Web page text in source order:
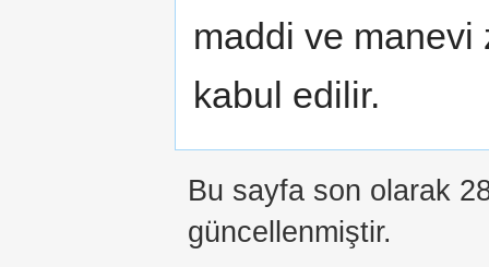
maddi ve manevi
kabul edilir.
Bu sayfa son olarak
güncellenmiştir.